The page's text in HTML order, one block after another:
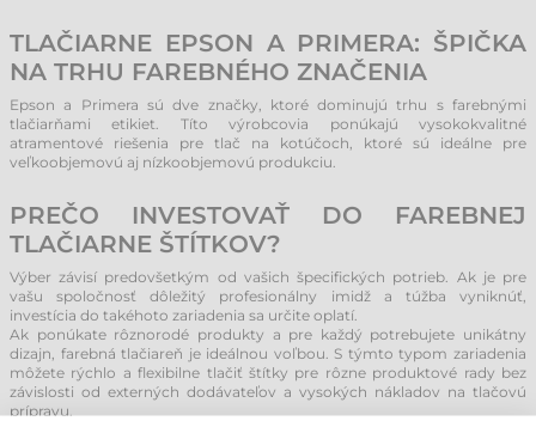
TLAČIARNE EPSON A PRIMERA: ŠPIČKA
NA TRHU FAREBNÉHO ZNAČENIA
Epson a Primera sú dve značky, ktoré dominujú trhu s farebnými
tlačiarňami etikiet. Títo výrobcovia ponúkajú vysokokvalitné
atramentové riešenia pre tlač na kotúčoch, ktoré sú ideálne pre
veľkoobjemovú aj nízkoobjemovú produkciu.
PREČO INVESTOVAŤ DO FAREBNEJ
TLAČIARNE ŠTÍTKOV?
Výber závisí predovšetkým od vašich špecifických potrieb. Ak je pre
vašu spoločnosť dôležitý profesionálny imidž a túžba vyniknúť,
investícia do takéhoto zariadenia sa určite oplatí.
Ak ponúkate rôznorodé produkty a pre každý potrebujete unikátny
dizajn, farebná tlačiareň je ideálnou voľbou. S týmto typom zariadenia
môžete rýchlo a flexibilne tlačiť štítky pre rôzne produktové rady bez
závislosti od externých dodávateľov a vysokých nákladov na tlačovú
prípravu.